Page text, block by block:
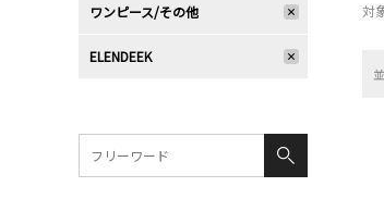
対
ワンピース/その他
ELENDEEK